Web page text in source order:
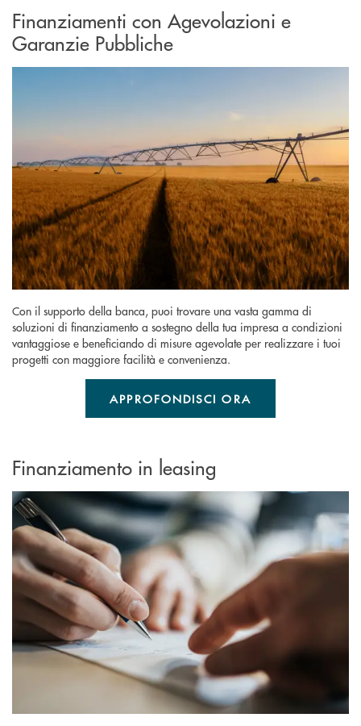
Finanziamenti con Agevolazioni e
Garanzie Pubbliche
Con il supporto della banca, puoi trovare una vasta gamma di
soluzioni di finanziamento a sostegno della tua impresa a condizioni
vantaggiose e beneficiando di misure agevolate per realizzare i tuoi
progetti con maggiore facilità e convenienza.
APPROFONDISCI ORA
Finanziamento in leasing